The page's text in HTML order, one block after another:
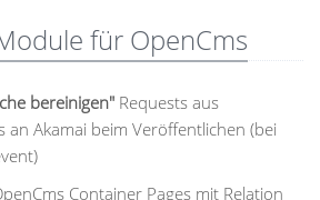
für OpenCms
bereinigen" Requests aus
an Akamai beim Veröffentlichen (bei
Container Pages mit Relation